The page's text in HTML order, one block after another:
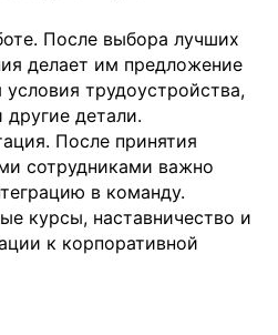
После выбора лучших
делает им предложение
трудоустройства,
другие детали.
После принятия
сотрудниками важно
в команду.
курсы, наставничество и
к корпоративной